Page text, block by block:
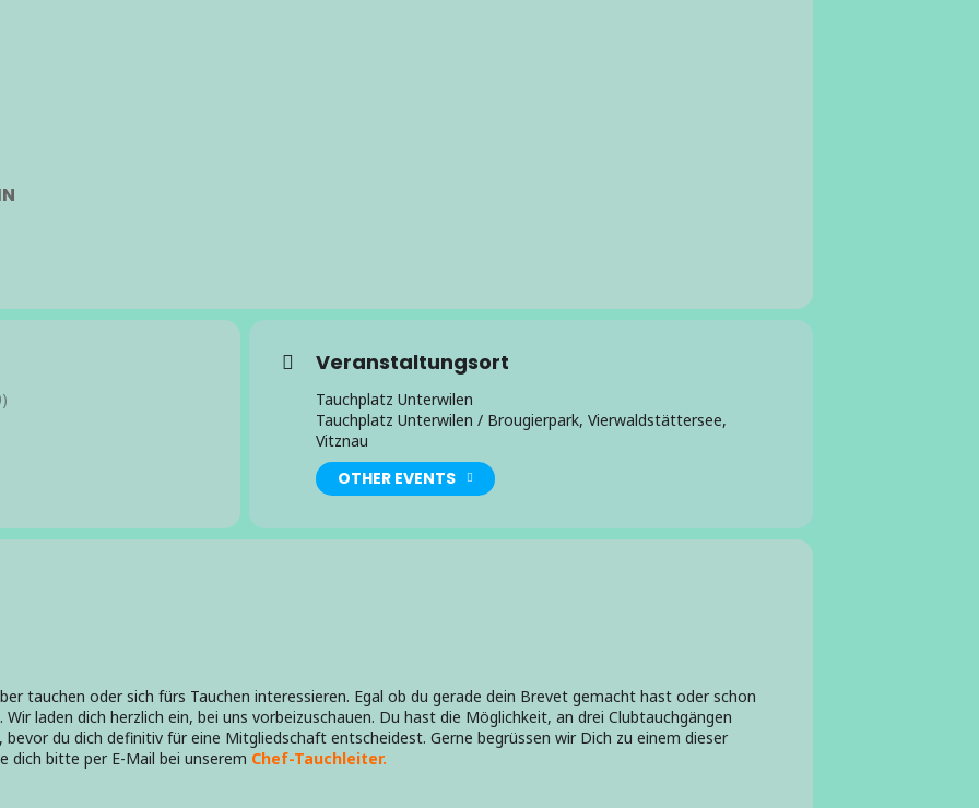
Veranstaltungsort
Tauchplatz Unterwilen
Tauchplatz Unterwilen / Brougierpark, Vierwaldstättersee,
Vitznau
OTHER EVENTS
tauchen oder sich fürs Tauchen interessieren. Egal ob du gerade dein Brevet gemacht hast oder schon
laden dich herzlich ein, bei uns vorbeizuschauen. Du hast die Möglichkeit, an drei Clubtauchgängen
du dich definitiv für eine Mitgliedschaft entscheidest. Gerne begrüssen wir Dich zu einem dieser
dich bitte per E-Mail bei unserem Chef-Tauchleiter.